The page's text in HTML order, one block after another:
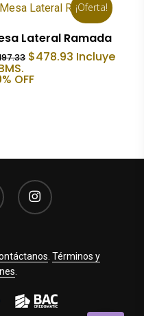
¡Oferta!
Añadir Al Carrito
Lateral Ramada
El
original
$478.93 El
precio
Incluye
OFF
instagram
.Términos y
.